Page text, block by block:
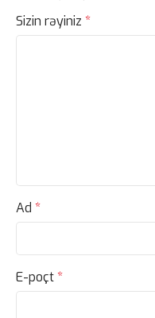
Sizin rəyiniz *
Ad *
E-poçt*